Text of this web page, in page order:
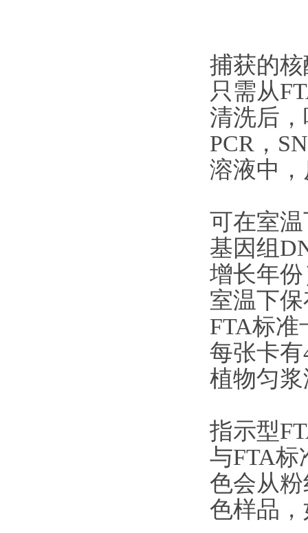
捕获的
只需从
清洗后
PCR，
溶液中
可在室
基因组
增长年
室温下
FTA标准
每张卡
植物匀
指示型
与FTA标
色会从
色样品